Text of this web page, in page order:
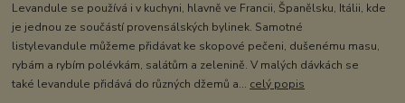
Levandule se používá i v kuchyni, hlavně ve Francii, Španělsku, Itálii, kde
je jednou ze součástí provensálských bylinek. Samotné
listylevandule můžeme přidávat ke skopové pečeni, dušenému masu,
rybám a rybím polévkám, salátům a zelenině. V malých dávkách se
také levandule přidává do různých džemů a... celý popis